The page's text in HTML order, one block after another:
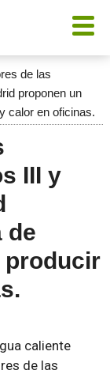
de las
proponen un
calor en oficinas.
III y
de
producir
caliente
de las